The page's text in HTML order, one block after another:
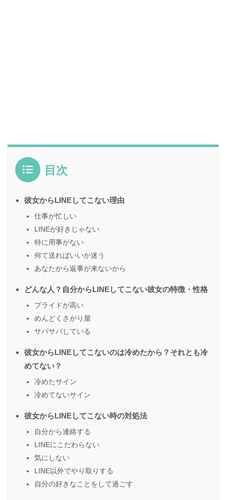
目次
彼女からLINEしてこない理由
仕事が忙しい
LINEが好きじゃない
特に用事がない
何て送ればいいか迷う
あなたから返事が来ないから
どんな人？自分からLINEしてこない彼女の特徴・性格
プライドが高い
めんどくさがり屋
サバサバしている
彼女からLINEしてこないのは冷めたから？それとも冷
めてない？
冷めたサイン
冷めてないサイン
彼女からLINEしてこない時の対処法
自分から連絡する
LINEにこだわらない
気にしない
LINE以外でやり取りする
自分の好きなことをして過ごす